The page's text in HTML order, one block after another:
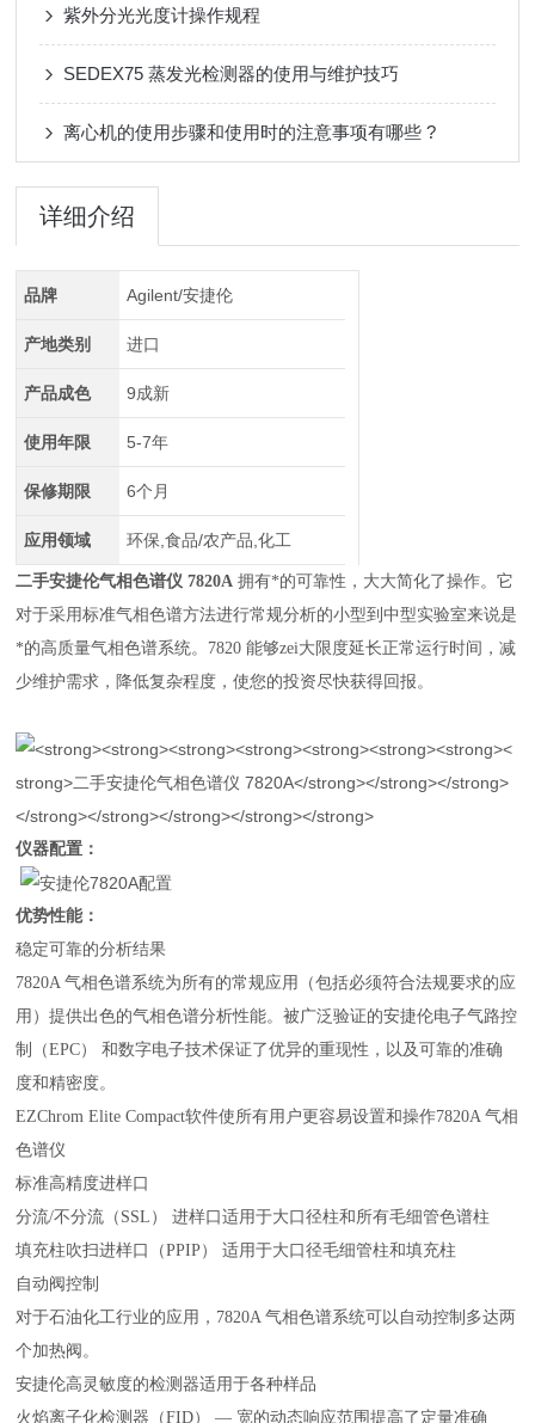
紫外分光光度计操作规程
SEDEX75 蒸发光检测器的使用与维护技巧
离心机的使用步骤和使用时的注意事项有哪些 ?
详细介绍
品牌 Agilent/安捷伦
产地类别 进口
产品成色 9成新
使用年限 5-7年
保修期限 6个月
应用领域 环保,食品/农产品,化工
二手安捷伦气相色谱仪 7820A 拥有*的可靠性，大大简化了操作。它
对于采用标准气相色谱方法进行常规分析的小型到中型实验室来说是
*的高质量气相色谱系统。7820 能够zei大限度延长正常运行时间，减
少维护需求，降低复杂程度，使您的投资尽快获得回报。
仪器配置：
优势性能：
稳定可靠的分析结果
7820A 气相色谱系统为所有的常规应用（包括必须符合法规要求的应
用）提供出色的气相色谱分析性能。被广泛验证的安捷伦电子气路控
制（EPC） 和数字电子技术保证了优异的重现性，以及可靠的准确
度和精密度。
EZChrom Elite Compact软件使所有用户更容易设置和操作7820A 气相
色谱仪
标准高精度进样口
分流/不分流（SSL） 进样口适用于大口径柱和所有毛细管色谱柱
填充柱吹扫进样口（PPIP） 适用于大口径毛细管柱和填充柱
自动阀控制
对于石油化工行业的应用，7820A 气相色谱系统可以自动控制多达两
个加热阀。
安捷伦高灵敏度的检测器适用于各种样品
火焰离子化检测器（FID） — 宽的动态响应范围提高了定量准确